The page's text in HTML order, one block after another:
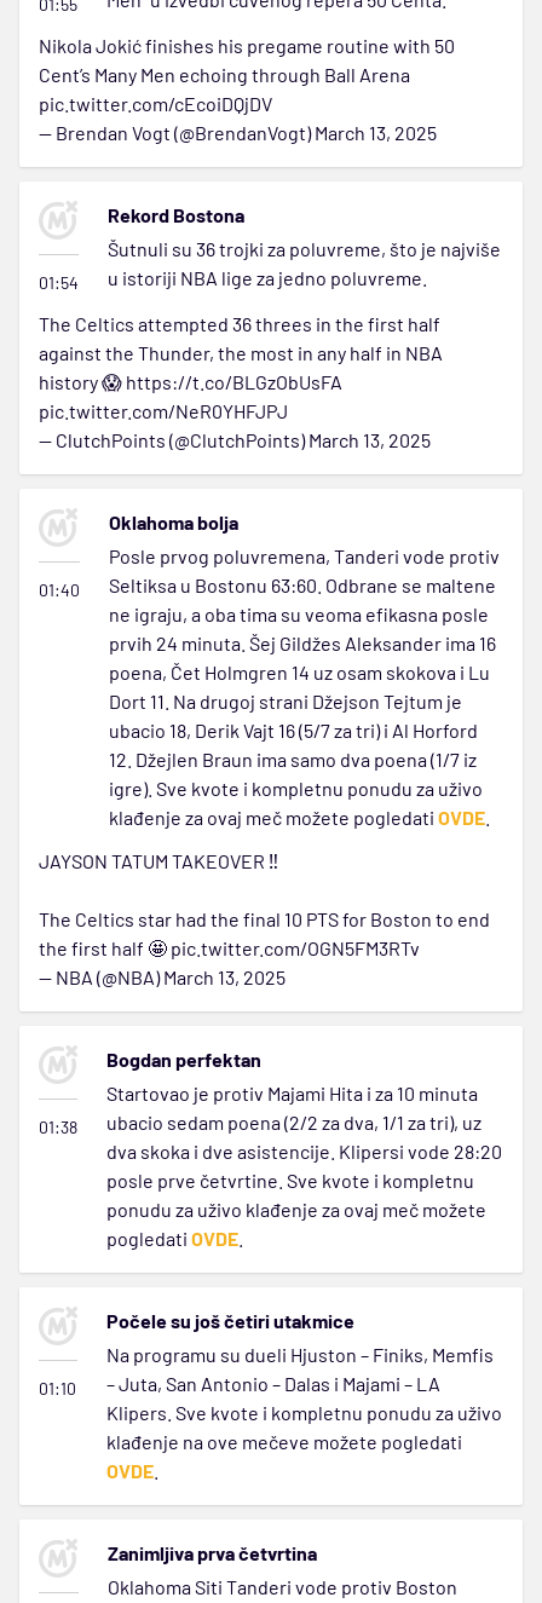
01:55
Nikola Jokić finishes his pregame routine with 50
Cent’s Many Men echoing through Ball Arena
pic.twitter.com/cEcoiDQjDV
— Brendan Vogt (@BrendanVogt)March 13, 2025
01:54
Rekord Bostona
Šutnuli su 36 trojki za poluvreme, što je najviše
u istoriji NBA lige za jedno poluvreme.
The Celtics attempted 36 threes in the first half
against the Thunder, the most in any half in NBA
history 😱 https://t.co/BLGzObUsFA
pic.twitter.com/NeR0YHFJPJ
— ClutchPoints (@ClutchPoints)March 13, 2025
01:40
Oklahoma bolja
Posle prvog poluvremena, Tanderi vode protiv
Seltiksa u Bostonu 63:60. Odbrane se maltene
ne igraju, a oba tima su veoma efikasna posle
prvih 24 minuta. Šej Gildžes Aleksander ima 16
poena, Čet Holmgren 14 uz osam skokova i Lu
Dort 11. Na drugoj strani Džejson Tejtum je
ubacio 18, Derik Vajt 16 (5/7 za tri) i Al Horford
12. Džejlen Braun ima samo dva poena (1/7 iz
igre). Sve kvote i kompletnu ponudu za uživo
klađenje za ovaj meč možete pogledati OVDE
JAYSON TATUM TAKEOVER ‼️
The Celtics star had the final 10 PTS for Boston to end
the first half 🤩 pic.twitter.com/OGN5FM3RTv
— NBA (@NBA)March 13, 2025
01:38
Bogdan perfektan
Startovao je protiv Majami Hita i za 10 minuta
ubacio sedam poena (2/2 za dva, 1/1 za tri), uz
dva skoka i dve asistencije. Klipersi vode 28:20
posle prve četvrtine. Sve kvote i kompletnu
ponudu za uživo klađenje za ovaj meč možete
pogledati OVDE
01:10
Počele su još četiri utakmice
Na programu su dueli Hjuston – Finiks, Memfis
– Juta, San Antonio – Dalas i Majami – LA
Klipers. Sve kvote i kompletnu ponudu za uživo
klađenje na ove mečeve možete pogledati
OVDE
Zanimljiva prva četvrtina
Oklahoma Siti Tanderi vode protiv Boston